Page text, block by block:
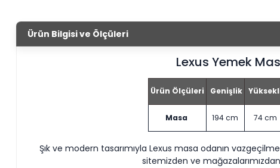
Ürün Bilgisi ve Ölçüleri
Lexus Yemek
Ürün Ölçüleri Genişlik
Masa 194 cm 74 cm
Şık ve modern tasarımıyla Lexus masa odanın
sitemizden ve